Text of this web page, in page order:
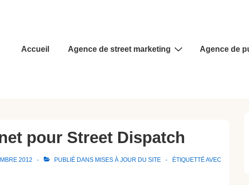
Main
Accueil Agence de street marketing Agence de
pour Street Dispatch
2012 PUBLIÉ DANS MISES À JOUR DU SITE
ÉTIQUETTÉ AVEC